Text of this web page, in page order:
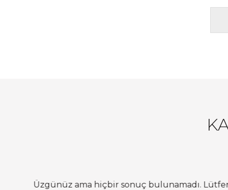
Üzgünüz ama hiçbir sonuç bulunamadı.